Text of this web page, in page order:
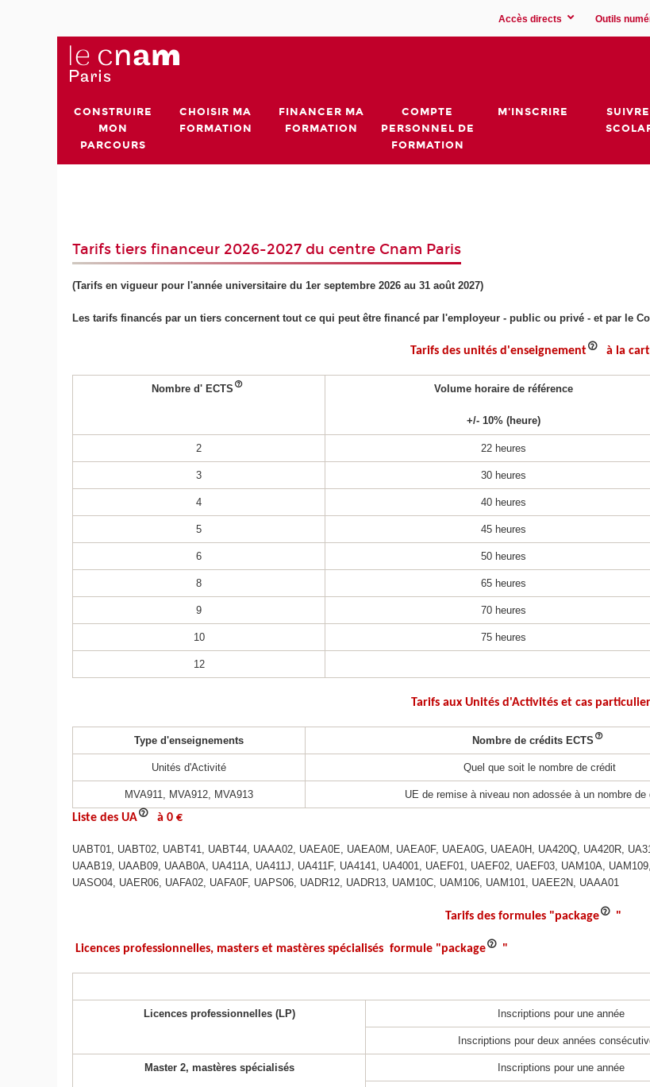
Accès directs Outils
CONSTRUIRE
MON
PARCOURS
CHOISIR MA
FORMATION
FINANCER MA
FORMATION
COMPTE
PERSONNEL DE
FORMATION
M'INSCRIRE
Tarifs tiers financeur 2026-2027 du centre Cnam Paris
(Tarifs en vigueur pour l'année universitaire du 1er septembre 2026 au 31 août 2027)
Les tarifs financés par un tiers concernent tout ce qui peut être financé par l'employeur - public ou privé - et par le
Tarifs des unités d'enseignement à la
Nombre d' ECTS Volume horaire de référence
+/‐ 10% (heure)
2 22 heures
3 30 heures
4 40 heures
5 45 heures
6 50 heures
8 65 heures
9 70 heures
10 75 heures
12
Tarifs aux Unités d'Activités et cas
Type d'enseignements Nombre de crédits ECTS
Unités d'Activité Quel que soit le nombre de crédit
MVA911, MVA912, MVA913 UE de remise à niveau non adossée à un nombre de
Liste des UA à 0 €
UABT01, UABT02, UABT41, UABT44, UAAA02, UAEA0E, UAEA0M, UAEA0F, UAEA0G, UAEA0H, UA420Q, UA420R,
UAAB19, UAAB09, UAAB0A, UA411A, UA411J, UA411F, UA4141, UA4001, UAEF01, UAEF02, UAEF03, UAM10A,
UASO04, UAER06, UAFA02, UAFA0F, UAPS06, UADR12, UADR13, UAM10C, UAM106, UAM101, UAEE2N, UAAA01­­
Tarifs des formules "package "
Licences professionnelles, masters et mastères spécialisés formule "package "
Licences professionnelles (LP) Inscriptions pour une année
Inscriptions pour deux années
Master 2, mastères spécialisés Inscriptions pour une année